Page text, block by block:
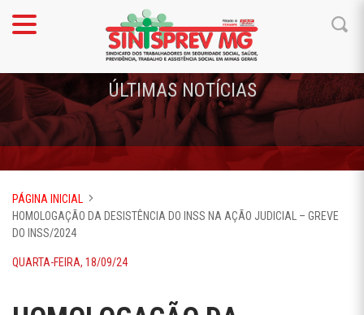
ÚLTIMAS NOTÍCIAS
PÁGINA INICIAL
HOMOLOGAÇÃO DA DESISTÊNCIA DO INSS NA AÇÃO JUDICIAL – GREVE
DO INSS/2024
QUARTA-FEIRA, 18/09/24